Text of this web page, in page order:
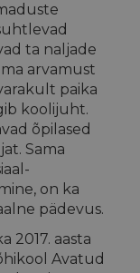
ta naljade
arvamust
paika
koolijuht.
õpilased
Sama
on ka
pädevus.
2017. aasta
Avatud